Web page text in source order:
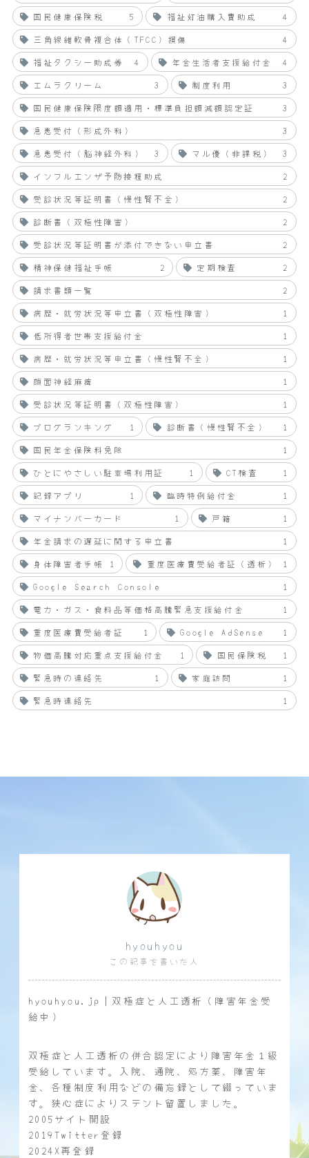
国民健康保険税 5 福祉灯油購入費助成
4
三角線維軟骨複合体（TFCC）損傷
4
福祉タクシー助成券
4 年金生活者支援給付金
4
エムラクリーム
3 制度利用
3
国民健康保険限度額適用・標準負担額減額認定証
3
急患受付（形成外科）
3
急患受付（脳神経外科）
3 マル優（非課税）
3
インフルエンザ予防接種助成
2
受診状況等証明書（慢性腎不全）
2
診断書（双極性障害）
2
受診状況等証明書が添付できない申立書
2
精神保健福祉手帳
2 定期検査
2
請求書類一覧
2
病歴・就労状況等申立書（双極性障害）
1
低所得者世帯支援給付金
1
病歴・就労状況等申立書（慢性腎不全）
1
顔面神経麻痺
1
受診状況等証明書（双極性障害）
1
ブログランキング
1 診断書（慢性腎不全）
1
国民年金保険料免除
1
ひとにやさしい駐車場利用証
1 CT検査
1
記録アプリ
1 臨時特例給付金
1
マイナンバーカード
1 戸籍
1
年金請求の遅延に関する申立書
1
身体障害者手帳
1 重度医療費受給者証（透析）
1
Google Search Console
1
電力・ガス・食料品等価格高騰緊急支援給付金
1
重度医療費受給者証
1 Google AdSense
1
物価高騰対応重点支援給付金
1 国民保険税
1
緊急時の連絡先
1 家庭訪問
1
緊急時連絡先
1
hyouhyou
この記事を書いた人
hyouhyou.jp｜双極症と人工透析（障害年金受
給中）
双極症と人工透析の併合認定により障害年金１級
受給しています。入院、通院、処方薬、障害年
金、各種制度利用などの備忘録として綴っていま
す。狭心症によりステント留置しました。
2005サイト開設
2019Twitter登録
2024X再登録